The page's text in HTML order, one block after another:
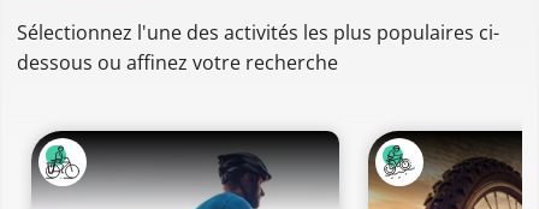
Sélectionnez l'une des activités les plus populaires ci-
dessous ou affinez votre recherche